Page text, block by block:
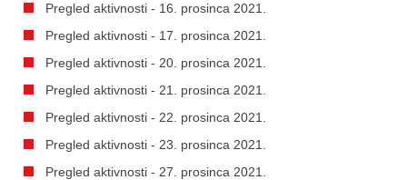
Pregled aktivnosti - 16. prosinca 2021.
Pregled aktivnosti - 17. prosinca 2021.
Pregled aktivnosti - 20. prosinca 2021.
Pregled aktivnosti - 21. prosinca 2021.
Pregled aktivnosti - 22. prosinca 2021.
Pregled aktivnosti - 23. prosinca 2021.
Pregled aktivnosti - 27. prosinca 2021.